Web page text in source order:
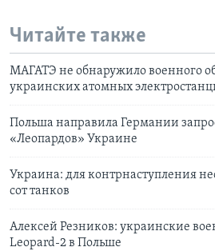
Читайте также
МАГАТЭ не обнаружило военного
украинских атомных
Польша направила Германии
«Леопардов» Украине
Украина: для контрнаступления
сот танков
Алексей Резников: украинские
Leopard-2 в Польше